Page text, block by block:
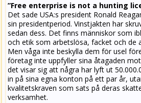
”Free enterprise is not a hunting
Det sade USA:s president Ronald
sin presidentperiod. Vinstjakten har
sedan dess. Det finns människor som
och etik som arbetslösa, facket och de
Men våga inte beskylla dem för usel
företag inte uppfyller sina åtagaden
det visar sig att några har lyft ut
in på sina egna konton på ett par år,
kvalitetskraven som sats på deras
verksamhet.